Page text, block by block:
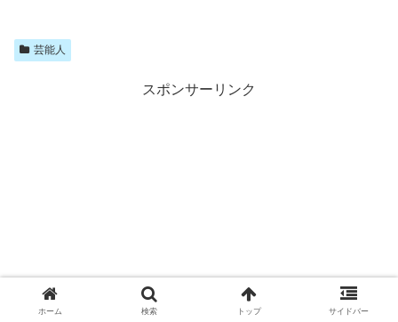
芸能人
スポンサーリンク
ホーム 検索 トップ サイドバー